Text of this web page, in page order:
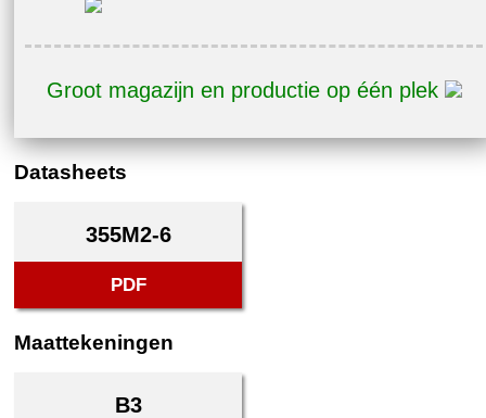
Groot magazijn en productie op één plek
Datasheets
355M2-6
PDF
Maattekeningen
B3